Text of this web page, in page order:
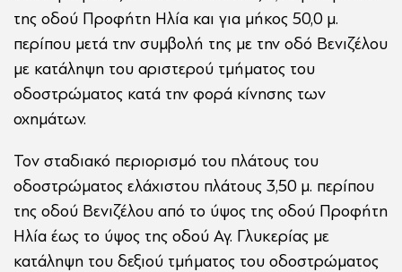
της οδού Προφήτη Ηλία και για μήκος 50,0 μ.
περίπου μετά την συμβολή της με την οδό Βενιζέλου
με κατάληψη του αριστερού τμήματος του
οδοστρώματος κατά την φορά κίνησης των
οχημάτων.
Τον σταδιακό περιορισμό του πλάτους του
οδοστρώματος ελάχιστου πλάτους 3,50 μ. περίπου
της οδού Βενιζέλου από το ύψος της οδού Προφήτη
Ηλία έως το ύψος της οδού Αγ. Γλυκερίας με
κατάληψη του δεξιού τμήματος του οδοστρώματος